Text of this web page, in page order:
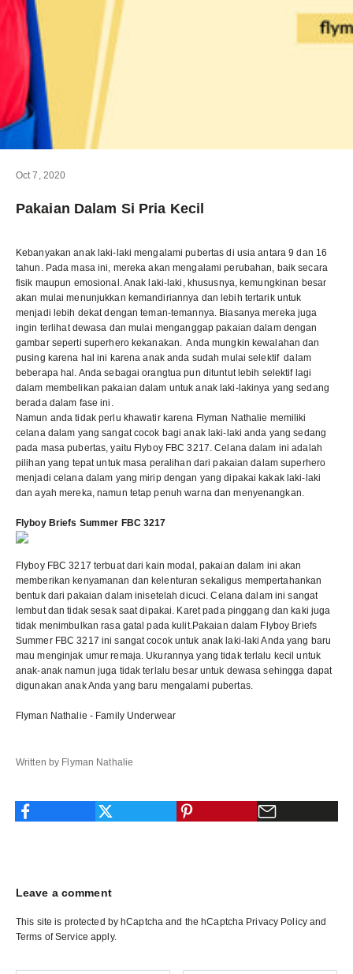
Oct 7, 2020
Pakaian Dalam Si Pria Kecil
Kebanyakan anak laki-laki mengalami pubertas di usia antara 9 dan 16
tahun. Pada masa ini, mereka akan mengalami perubahan, baik secara
fisik maupun emosional. Anak laki-laki, khususnya, kemungkinan besar
akan mulai menunjukkan kemandiriannya dan lebih tertarik untuk
menjadi lebih dekat dengan teman-temannya. Biasanya mereka juga
ingin terlihat dewasa dan mulai menganggap pakaian dalam dengan
gambar seperti superhero kekanakan. Anda mungkin kewalahan dan
pusing karena hal ini karena anak anda sudah mulai selektif dalam
beberapa hal. Anda sebagai orangtua pun dituntut lebih selektif lagi
dalam membelikan pakaian dalam untuk anak laki-lakinya yang sedang
berada dalam fase ini.
Namun anda tidak perlu khawatir karena Flyman Nathalie memiliki
celana dalam yang sangat cocok bagi anak laki-laki anda yang sedang
pada masa pubertas, yaitu Flyboy FBC 3217. Celana dalam ini adalah
pilihan yang tepat untuk masa peralihan dari pakaian dalam superhero
menjadi celana dalam yang mirip dengan yang dipakai kakak laki-laki
dan ayah mereka, namun tetap penuh warna dan menyenangkan.
Flyboy Briefs Summer FBC 3217
Flyboy FBC 3217 terbuat dari kain modal, pakaian dalam ini akan
memberikan kenyamanan dan kelenturan sekaligus mempertahankan
bentuk dari pakaian dalam inisetelah dicuci. Celana dalam ini sangat
lembut dan tidak sesak saat dipakai. Karet pada pinggang dan kaki juga
tidak menimbulkan rasa gatal pada kulit.Pakaian dalam Flyboy Briefs
Summer FBC 3217 ini sangat cocok untuk anak laki-laki Anda yang baru
mau menginjak umur remaja. Ukurannya yang tidak terlalu kecil untuk
anak-anak namun juga tidak terlalu besar untuk dewasa sehingga dapat
digunakan anak Anda yang baru mengalami pubertas.
Flyman Nathalie - Family Underwear
Written by Flyman Nathalie
Leave a comment
This site is protected by hCaptcha and the hCaptcha Privacy Policyand
Terms of Service apply.